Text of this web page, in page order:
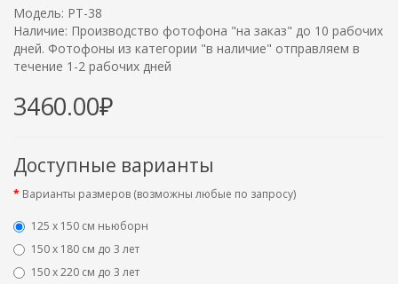
Модель: PT-38
Наличие: Производство фотофона "на заказ" до 10 рабочих
дней. Фотофоны из категории "в наличие" отправляем в
течение 1-2 рабочих дней
3460.00₽
Доступные варианты
Варианты размеров (возможны любые по запросу)
125 x 150 см ньюборн
150 х 180 см до 3 лет
150 х 220 см до 3 лет